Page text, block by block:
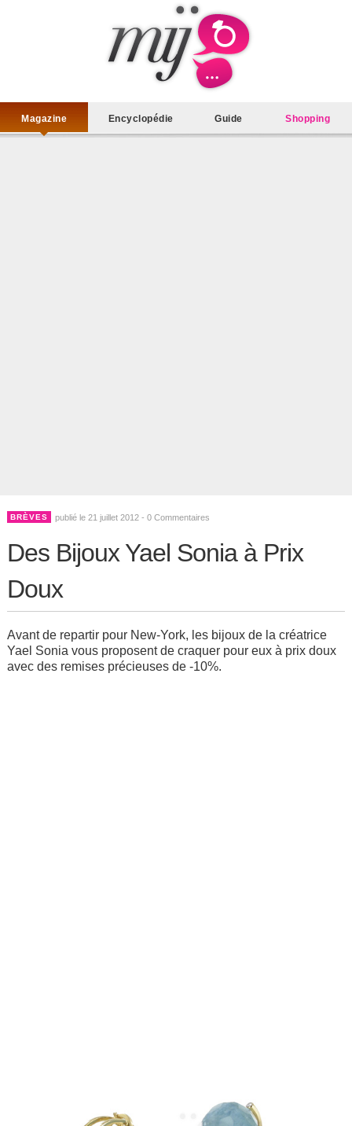
Magazine Encyclopédie Guide Shopping
BRÈVES publié le 21 juillet 2012 - 0 Commentaires
Des Bijoux Yael Sonia à Prix
Doux
Avant de repartir pour New-York, les bijoux de la créatrice
Yael Sonia vous proposent de craquer pour eux à prix doux
avec des remises précieuses de -10%.